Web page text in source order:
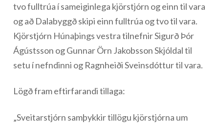
tvo fulltrúa í sameiginlega kjörstjórn og einn til vara
og að Dalabyggð skipi einn fulltrúa og tvo til vara.
Kjörstjórn Húnaþings vestra tilnefnir Sigurð Þór
Ágústsson og Gunnar Örn Jakobsson Skjóldal til
setu í nefndinni og Ragnheiði Sveinsdóttur til vara.
Lögð fram eftirfarandi tillaga:
„Sveitarstjórn samþykkir tillögu kjörstjórna um